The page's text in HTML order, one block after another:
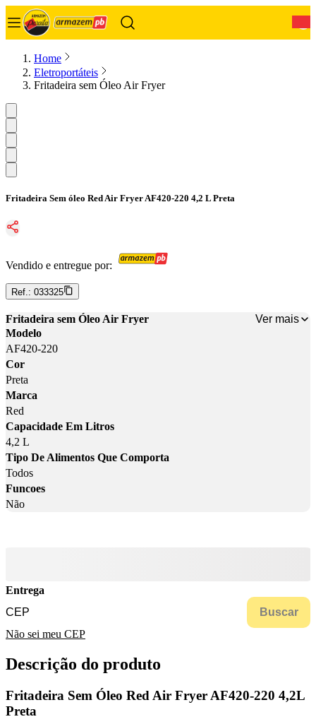
Home
Eletroportáteis
Fritadeira sem Óleo Air Fryer
Fritadeira Sem óleo Red Air Fryer AF420-220 4,2 L Preta
Vendido e entregue por:
Ref.: 033325
Fritadeira sem Óleo Air Fryer
Ver mais
Modelo
AF420-220
Cor
Preta
Marca
Red
Capacidade Em Litros
4,2 L
Tipo De Alimentos Que Comporta
Todos
Funcoes
Não
Entrega
Buscar
Não sei meu CEP
Descrição do produto
Fritadeira Sem Óleo Red Air Fryer AF420-220 4,2L
Preta